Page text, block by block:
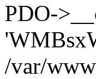
PDO-
/var/